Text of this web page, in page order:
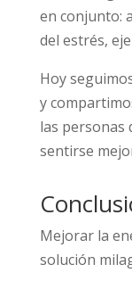
en conjunto:
del estrés,
Hoy
y
las personas
sentirse
Mejorar la
solución